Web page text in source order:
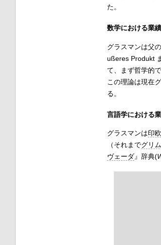
た。
数学における業績
グラスマンは父
ußeres Produkt
て、まず哲学的
この理論は現在
る。
言語学における
グラスマンは印
（それまでグリ
ヴェーダ』辞典(